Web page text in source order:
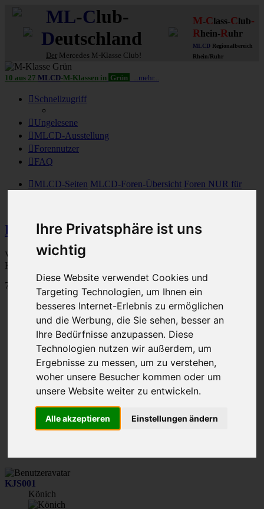
Ihre Privatsphäre ist uns
wichtig
Diese Website verwendet Cookies und
Targeting Technologien, um Ihnen ein
besseres Internet-Erlebnis zu ermöglichen
und die Werbung, die Sie sehen, besser an
Ihre Bedürfnisse anzupassen. Diese
Technologien nutzen wir außerdem, um
Ergebnisse zu messen, um zu verstehen,
woher unsere Besucher kommen oder um
unsere Website weiter zu entwickeln.
Alle akzeptieren Einstellungen ändern
ML-Club-
Deutschland
Der Mercedes M-Klasse Club!
M-Class-Club-
Rhein-Ruhr
MLCD Regionalbereich
Rhein/Ruhr
10 aus 27 MLCD-M-Klassen in Grün ...mehr...
Schnellzugriff
Ungelesene
MLCD-Ausstellung
Forennutzer
FAQ
MLCD-Seiten MLCD-Foren-Übersicht Foren NUR für
Felgen - Reifen - Räder - Ketten
Von MB für unserer M-Klassen zugelassene Felgen/Reifen -
Kombinationen finden sich im ersten Beitrag dieses Themas.
775 Beiträge
Seite
von
39
Gehe zu Seite:
Vorherige
…
10
12
13
…
KJS001
Könich